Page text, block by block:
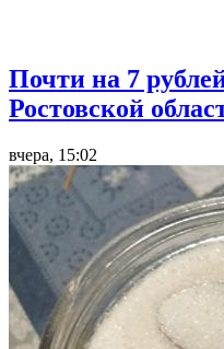
Почти на 7
Ростовской
вчера, 15:02